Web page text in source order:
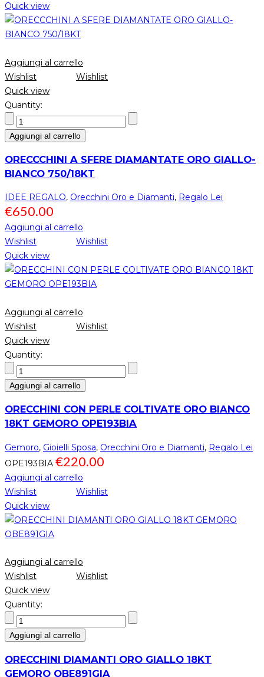
Quick view
Aggiungi al carrello
Wishlist
Wishlist
Quick view
Quantity:
Aggiungi al carrello
ORECCCHINI A SFERE DIAMANTATE ORO GIALLO-
BIANCO 750/18KT
IDEE REGALO, Orecchini Oro e Diamanti, Regalo Lei
€650.00
Aggiungi al carrello
Wishlist
Wishlist
Quick view
Aggiungi al carrello
Wishlist
Wishlist
Quick view
Quantity:
Aggiungi al carrello
ORECCHINI CON PERLE COLTIVATE ORO BIANCO
18KT GEMORO OPE193BIA
Gemoro, Gioielli Sposa, Orecchini Oro e Diamanti, Regalo Lei
OPE193BIA €220.00
Aggiungi al carrello
Wishlist
Wishlist
Quick view
Aggiungi al carrello
Wishlist
Wishlist
Quick view
Quantity:
Aggiungi al carrello
ORECCHINI DIAMANTI ORO GIALLO 18KT
GEMORO OBE891GIA